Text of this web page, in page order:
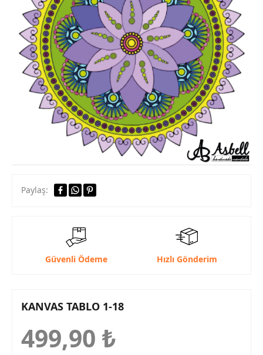
Paylaş:
Güvenli Ödeme Hızlı Gönderim
KANVAS TABLO 1-18
499,90 ₺